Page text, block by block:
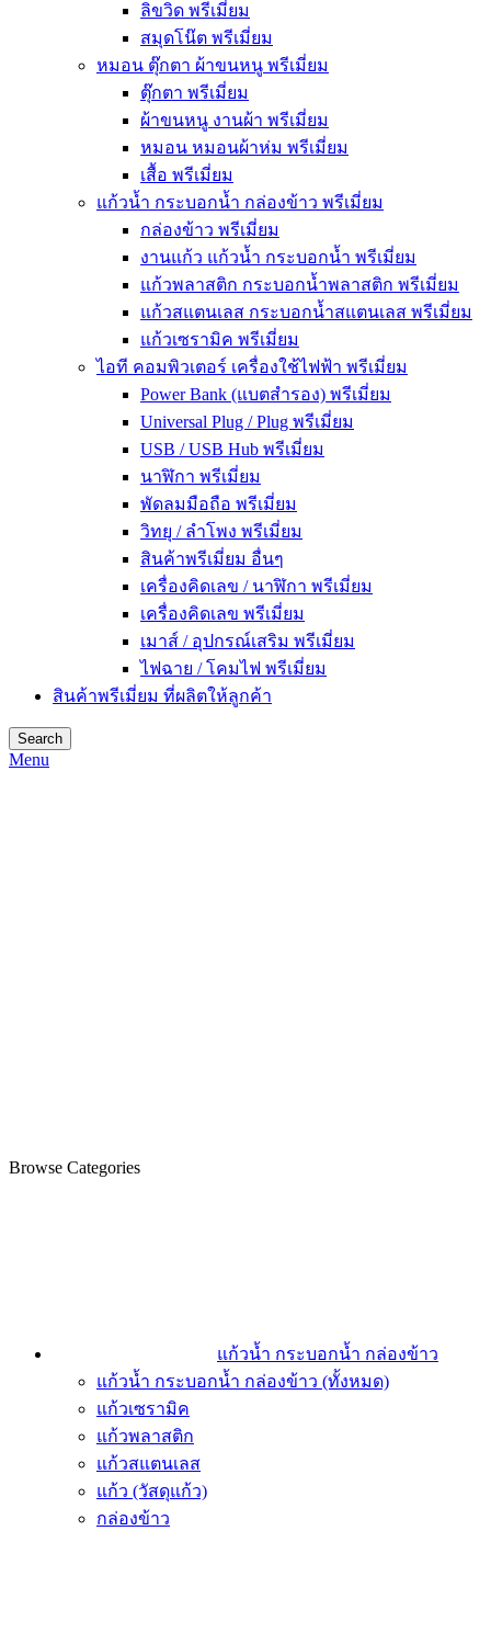
ลิขวิด พรีเมี่ยม
สมุดโน๊ต พรีเมี่ยม
หมอน ตุ๊กตา ผ้าขนหนู พรีเมี่ยม
ตุ๊กตา พรีเมี่ยม
ผ้าขนหนู งานผ้า พรีเมี่ยม
หมอน หมอนผ้าห่ม พรีเมี่ยม
เสื้อ พรีเมี่ยม
แก้วน้ำ กระบอกน้ำ กล่องข้าว พรีเมี่ยม
กล่องข้าว พรีเมี่ยม
งานแก้ว แก้วน้ำ กระบอกน้ำ พรีเมี่ยม
แก้วพลาสติก กระบอกน้ำพลาสติก พรีเมี่ยม
แก้วสแตนเลส กระบอกน้ำสแตนเลส พรีเมี่ยม
แก้วเซรามิค พรีเมี่ยม
ไอที คอมพิวเตอร์ เครื่องใช้ไฟฟ้า พรีเมี่ยม
Power Bank (แบตสำรอง) พรีเมี่ยม
Universal Plug / Plug พรีเมี่ยม
USB / USB Hub พรีเมี่ยม
นาฬิกา พรีเมี่ยม
พัดลมมือถือ พรีเมี่ยม
วิทยุ / ลำโพง พรีเมี่ยม
สินค้าพรีเมี่ยม อื่นๆ
เครื่องคิดเลข / นาฬิกา พรีเมี่ยม
เครื่องคิดเลข พรีเมี่ยม
เมาส์ / อุปกรณ์เสริม พรีเมี่ยม
ไฟฉาย / โคมไฟ พรีเมี่ยม
สินค้าพรีเมี่ยม ที่ผลิตให้ลูกค้า
Search
Menu
Browse Categories
แก้วน้ำ กระบอกน้ำ กล่องข้าว
แก้วน้ำ กระบอกน้ำ กล่องข้าว (ทั้งหมด)
แก้วเซรามิค
แก้วพลาสติก
แก้วสแตนเลส
แก้ว (วัสดุแก้ว)
กล่องข้าว